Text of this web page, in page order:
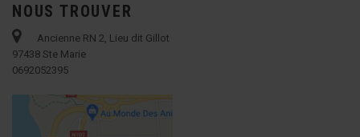
NOUS TROUVER
Ancienne RN 2, Lieu dit Gillot
97438 Ste Marie
0692052395